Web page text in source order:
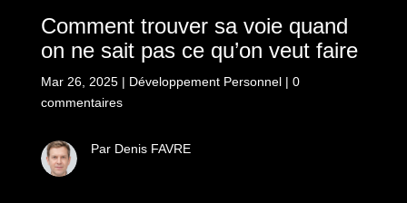
Comment trouver sa voie quand
on ne sait pas ce qu’on veut faire
Mar 26, 2025| Développement Personnel| 0
commentaires
Par Denis FAVRE